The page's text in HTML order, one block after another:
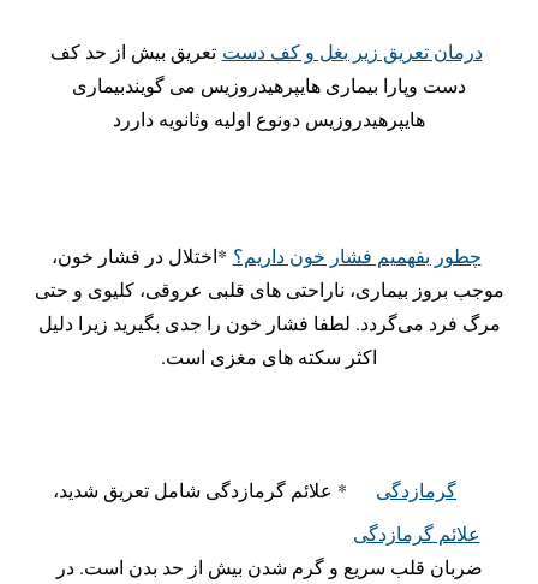
درمان تعریق زیر بغل و کف دست تعریق بیش از حد کف
دست وپارا بیماری هایپرهیدروزیس می گویندبیماری
هایپرهیدروزیس دونوع اولیه وثانویه داررد
چطور بفهمیم فشار خون داریم؟ *اختلال در فشار خون،
موجب بروز بیماری، ناراحتی های قلبی عروقی، کلیوی و حتی
مرگ فرد می‌گردد. لطفا فشار خون را جدی بگیرید زیرا دلیل
اکثر سکته های مغزی است.
گرمازدگی
علائم گرمازدگی
* علائم گرمازدگی شامل تعریق شدید،
ضربان قلب سریع و گرم شدن بیش از حد بدن است. در